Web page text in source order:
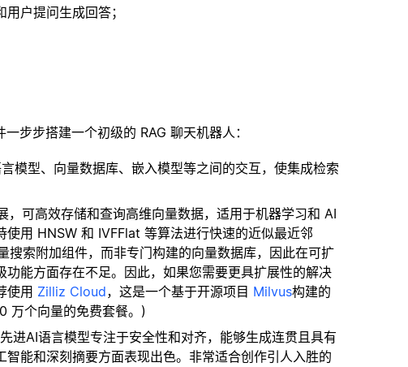
户提问生成回答；
步步搭建一个初级的 RAG 聊天机器人：
模型、向量数据库、嵌入模型等之间的交互，使集成检索
可高效存储和查询高维向量数据，适用于机器学习和 AI
用 HNSW 和 IVFFlat 等算法进行快速的近似最近邻
搜索附加组件，而非专门构建的向量数据库，因此在可扩
能方面存在不足。因此，如果您需要更具扩展性的解决
使用 Zilliz Cloud，这是一个基于开源项目 Milvus构建的
万个向量的免费套餐。)
进AI语言模型专注于安全性和对齐，能够生成连贯且具有
能和深刻摘要方面表现出色。非常适合创作引人入胜的